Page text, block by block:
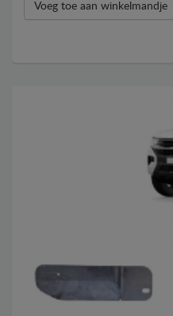
Voeg toe aan winkelmandje